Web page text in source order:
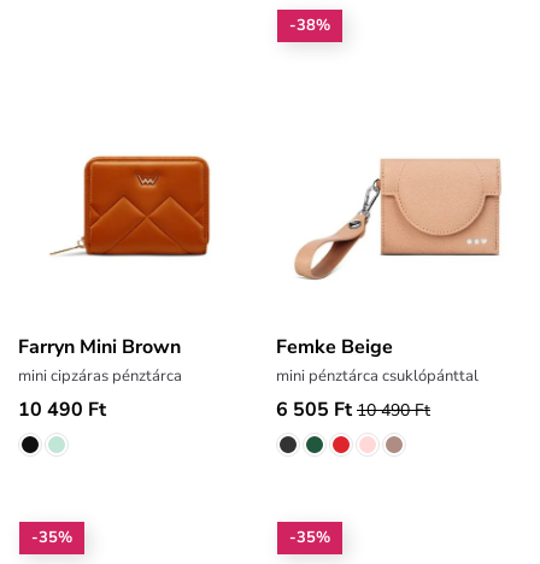
Farryn Mini Brown
mini cipzáras pénztárca
10 490 Ft
-38%
Femke Beige
mini pénztárca csuklópánttal
6 505 Ft 10 490 Ft
-35% -35%